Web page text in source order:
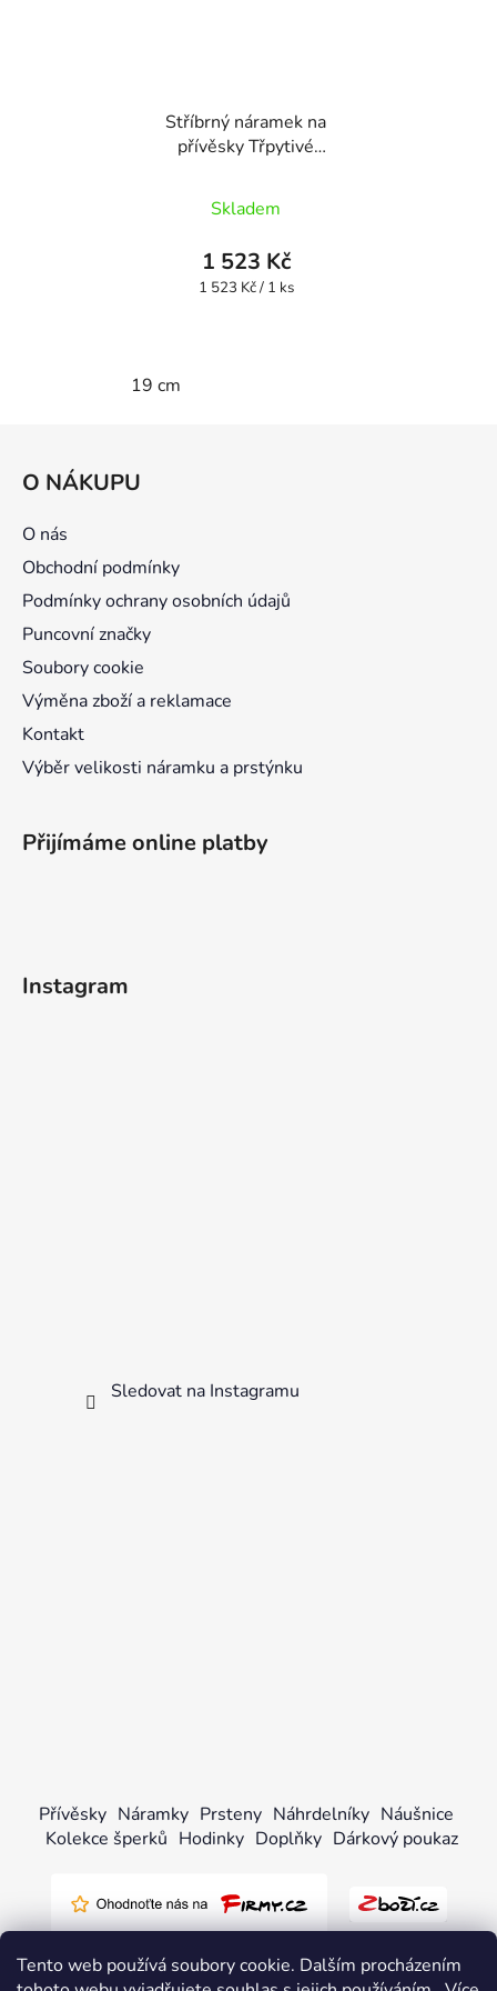
Tento web používá soubory cookie. Dalším procházením
Stříbrný náramek na
přívěsky Třpytivé
Skladem
1 523 Kč
Měrná
1 523 Kč / 1 ks
19 cm
O NÁKUPU
O nás
Obchodní podmínky
Podmínky ochrany osobních údajů
Puncovní značky
Soubory cookie
Výměna zboží a reklamace
Kontakt
Výběr velikosti náramku a prstýnku
Přijímáme online platby
Instagram
Sledovat na Instagramu
Přívěsky Náramky Prsteny Náhrdelníky Náušnice
Kolekce šperků Hodinky Doplňky Dárkový poukaz